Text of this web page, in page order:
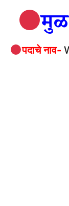
मुळ
पदाचे नाव-